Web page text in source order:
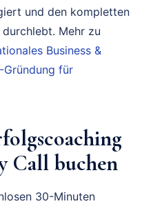
und den kompletten
Mehr zu
Business &
Gründung für
Call buchen
30-Minuten